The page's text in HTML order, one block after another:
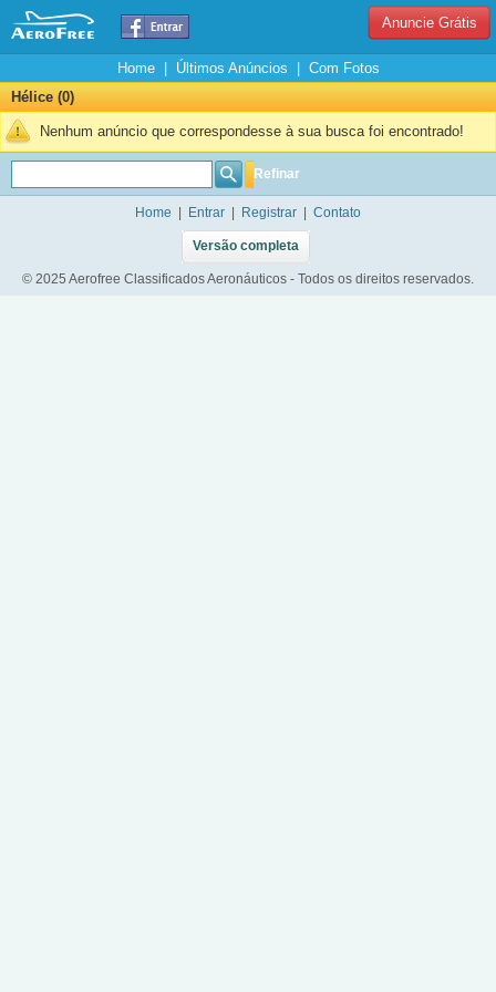
Anuncie Grátis
Home| Últimos Anúncios
Com Fotos
Hélice (0)
Nenhum anúncio que correspondesse à sua busca foi encontrado!
Refinar
Home Entrar Registrar Contato
Versão completa
© 2025 Aerofree Classificados Aeronáuticos - Todos os direitos reservados.